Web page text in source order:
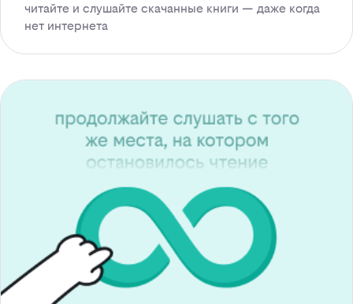
читайте и слушайте скачанные книги — даже когда
нет интернета